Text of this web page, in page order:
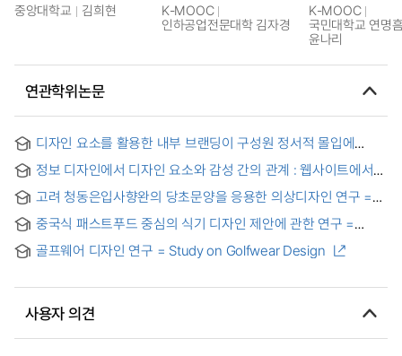
중앙대학교 김희현
K-MOOC
인하공업전문대학 김자경
K-MOOC
국민대학교 연명
윤나리
연관학위논문
디자인 요소를 활용한 내부 브랜딩이 구성원 정서적 몰입에
미치는 영향 : 기업 규모와 산업군 차이를 중심으로
정보 디자인에서 디자인 요소와 감성 간의 관계 : 웹사이트에서
스틸이미지(Still Image)를 중심으로
고려 청동은입사향완의 당초문양을 응용한 의상디자인 연구 =
(A) Study on Fashion Designs by Application of DANGCHO
from the Koryo Incense Burner Bronze Inlaid with Silver
중국식 패스트푸드 중심의 식기 디자인 제안에 관한 연구 =
Research on Tableware Design Proposals Centered on
Chinese Fast Food
골프웨어 디자인 연구 = Study on Golfwear Design
사용자 의견